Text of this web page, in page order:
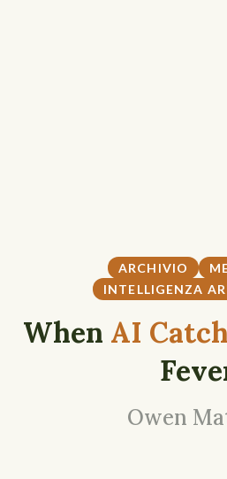
ARCHIVIO
INTELLIGENZA
When AI
Owen